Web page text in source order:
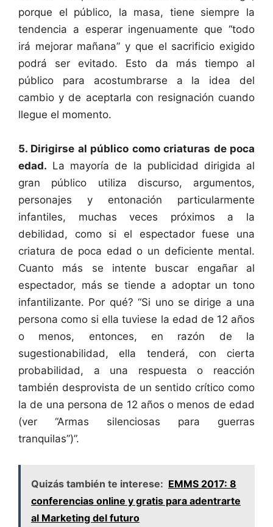
porque el público, la masa, tiene siempre la
tendencia a esperar ingenuamente que “todo
irá mejorar mañana” y que el sacrificio exigido
podrá ser evitado. Esto da más tiempo al
público para acostumbrarse a la idea del
cambio y de aceptarla con resignación cuando
llegue el momento.
5. Dirigirse al público como criaturas de poca
edad. La mayoría de la publicidad dirigida al
gran público utiliza discurso, argumentos,
personajes y entonación particularmente
infantiles, muchas veces próximos a la
debilidad, como si el espectador fuese una
criatura de poca edad o un deficiente mental.
Cuanto más se intente buscar engañar al
espectador, más se tiende a adoptar un tono
infantilizante. Por qué? “Si uno se dirige a una
persona como si ella tuviese la edad de 12 años
o menos, entonces, en razón de la
sugestionabilidad, ella tenderá, con cierta
probabilidad, a una respuesta o reacción
también desprovista de un sentido crítico como
la de una persona de 12 años o menos de edad
(ver “Armas silenciosas para guerras
tranquilas”)”.
Quizás también te interese: EMMS 2017: 8
conferencias online y gratis para adentrarte
al Marketing del futuro